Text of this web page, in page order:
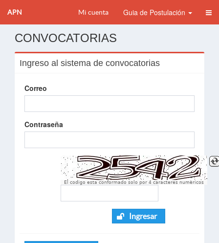
APN Mi cuenta Guia de Postulación
CONVOCATORIAS
Ingreso al sistema de convocatorias
Correo
Contraseña
El codigo esta conformado solo por 4 caracteres numèricos
Ingresar